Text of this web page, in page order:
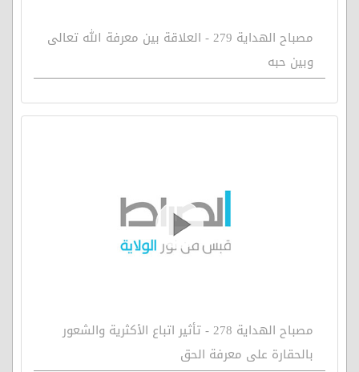
مصباح الهداية 279 - العلاقة بين معرفة الله تعالى
وبين حبه
مصباح الهداية 278 - تأثير اتباع الأكثرية والشعور
بالحقارة على معرفة الحق